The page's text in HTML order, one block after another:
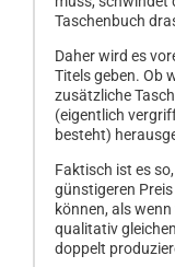
Taschenbuch
Daher wird es
Titels geben. Ob
zusätzliche
(eigentlich
besteht)
Faktisch ist es
günstigeren
können, als
qualitativ
doppelt